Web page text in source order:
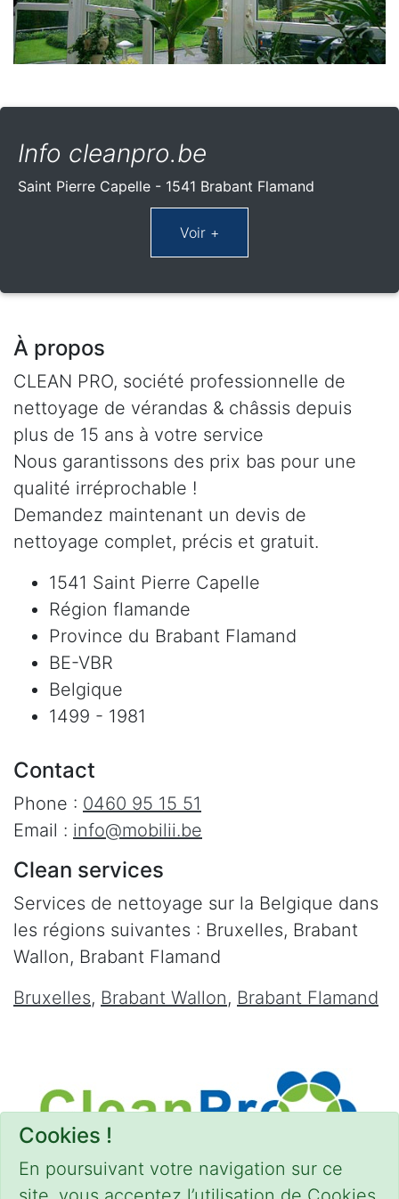
Cookies !
En poursuivant votre navigation sur ce
Info cleanpro.be
Saint Pierre Capelle - 1541 Brabant Flamand
À propos
CLEAN PRO, société professionnelle de
nettoyage de vérandas & châssis depuis
plus de 15 ans à votre service
Nous garantissons des prix bas pour une
qualité irréprochable !
Demandez maintenant un devis de
nettoyage complet, précis et gratuit.
1541 Saint Pierre Capelle
Région flamande
Province du Brabant Flamand
BE-VBR
Belgique
1499 - 1981
Contact
Phone : 0460 95 15 51
Email : info@mobilii.be
Clean services
Services de nettoyage sur la Belgique dans
les régions suivantes : Bruxelles, Brabant
Wallon, Brabant Flamand
Bruxelles, Brabant Wallon, Brabant Flamand